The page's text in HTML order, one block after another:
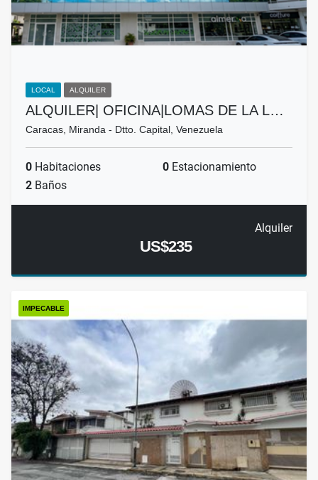
LOCAL ALQUILER
ALQUILER| OFICINA|LOMAS DE LA L…
Caracas, Miranda - Dtto. Capital, Venezuela
0 Habitaciones 0 Estacionamiento
2 Baños
Alquiler
US$235
IMPECABLE